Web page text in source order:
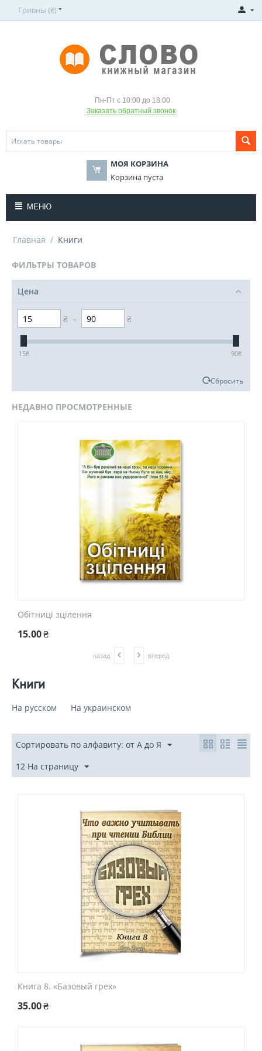
Гривны (₴)
Пн-Пт с 10:00 до 18:00
Заказать обратный звонок
МОЯ КОРЗИНА
Корзина пуста
МЕНЮ
Главная / Книги
ФИЛЬТРЫ ТОВАРОВ
Цена
₴ – ₴
15₴ 90₴
Сбросить
НЕДАВНО ПРОСМОТРЕННЫЕ
Обітниці зцілення
15.00₴
назад вперед
Книги
На русском На украинском
Сортировать по алфавиту: от А до Я
12 На страницу
Книга 8. «Базовый грех»
35.00₴